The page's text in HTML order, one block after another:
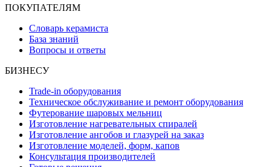
ПОКУПАТЕЛЯМ
Словарь керамиста
База знаний
Вопросы и ответы
БИЗНЕСУ
Trade-in оборудования
Техническое обслуживание и ремонт оборудования
Футерование шаровых мельниц
Изготовление нагревательных спиралей
Изготовление ангобов и глазурей на заказ
Изготовление моделей, форм, капов
Консультация производителей